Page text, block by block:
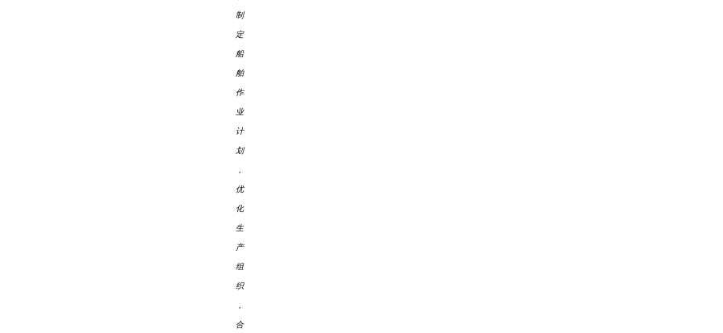
制
定
船
舶
作
业
计
划
，
优
化
生
产
组
织
，
合